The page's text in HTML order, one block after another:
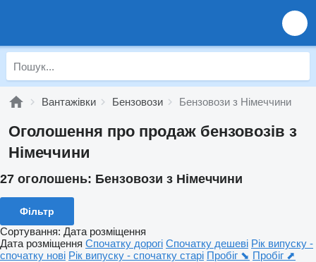
Вантажівки Бензовози Бензовози з Німеччини
Оголошення про продаж бензовозів з
Німеччини
27 оголошень: Бензовози з Німеччини
Фільтр
Сортування: Дата розміщення
Дата розміщення Спочатку дорогі Спочатку дешеві Рік випуску -
спочатку нові Рік випуску - спочатку старі Пробіг ⬊ Пробіг ⬈